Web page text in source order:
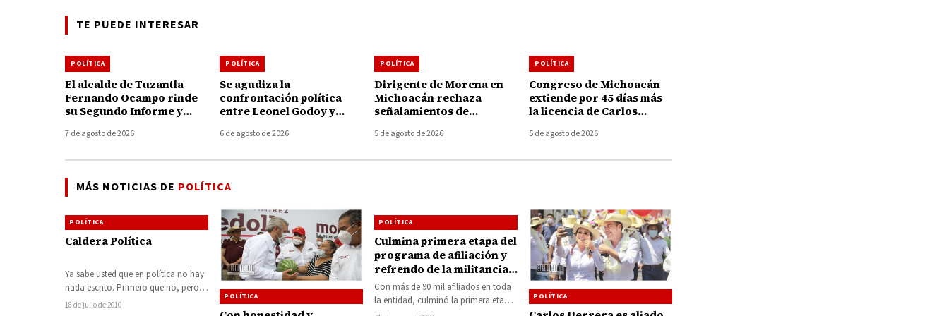
TE PUEDE INTERESAR
POLÍTICA
El alcalde de Tuzantla
Fernando Ocampo rinde
su Segundo Informe y
caminos, obras, campo y
7 de agosto de 2026
POLÍTICA
Se agudiza la
confrontación política
entre Leonel Godoy y
acusaciones y anuncian
6 de agosto de 2026
POLÍTICA
Dirigente de Morena en
Michoacán rechaza
señalamientos de
pide no politizar asesinato
5 de agosto de 2026
POLÍTICA
Congreso de Michoacán
extiende por 45 días más
la licencia de Carlos
FGE
5 de agosto de 2026
MÁS NOTICIAS DE POLÍTICA
POLÍTICA
Caldera Política
Ya sabe usted que en política no hay
nada escrito. Primero que no, pero
ahora dicen que sí…
18 de julio de 2010
POLÍTICA
POLÍTICA
Culmina primera etapa del
programa de afiliación y
refrendo de la militancia
del PRI Michoacán
Con más de 90 mil afiliados en toda
la entidad, culminó la primera etapa
POLÍTICA